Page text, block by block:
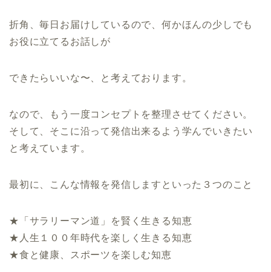
折角、毎日お届けしているので、何かほんの少しでも
お役に立てるお話しが
できたらいいな〜、と考えております。
なので、もう一度コンセプトを整理させてください。
そして、そこに沿って発信出来るよう学んでいきたい
と考えています。
最初に、こんな情報を発信しますといった３つのこと
★「サラリーマン道」を賢く生きる知恵
★人生１００年時代を楽しく生きる知恵
★食と健康、スポーツを楽しむ知恵